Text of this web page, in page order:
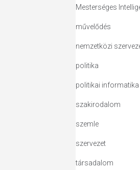
Mesterséges
művelődés
nemzetközi
politika
politikai informatika
szakirodalom
szemle
szervezet
társadalom